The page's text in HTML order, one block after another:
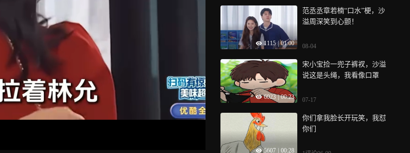
1115 | 01:00
范丞丞章若楠“口水”梗，沙
溢周深笑到心颤！
08-04
6023 | 00:23
宋小宝捡一兜子裤衩，沙溢
说这是头绳，我看像口罩
07-17
5607 00:28
你们拿我脸长开玩笑，我怼
你们